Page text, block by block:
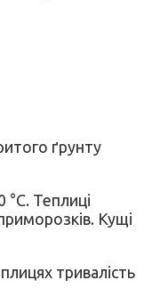
ґрунту
°С. Теплиці
Кущі
тривалість